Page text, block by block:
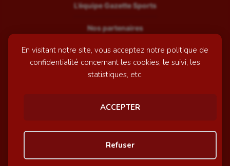
En visitant notre site, vous acceptez notre politique de
confidentialité concernant les cookies, le suivi, les
statistiques, etc.
ACCEPTER
Refuser
L’équipe Gazette Sports
Nos partenaires
Recrutement
Mentions légales
© GazetteSports - 2026 | Site internet réalisé par
Awelty